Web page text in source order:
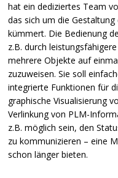
hat ein dediziertes Team
das sich um die
kümmert. Die Bedienung
z.B. durch
mehrere Objekte auf
zuzuweisen. Sie soll
integrierte Funktionen für
graphische Visualisierung
Verlinkung von PLM-
z.B. möglich sein, den
zu kommunizieren – eine
schon länger bieten.